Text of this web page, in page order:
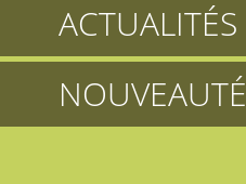
ACTUALITÉS
NOUVEAUTÉ